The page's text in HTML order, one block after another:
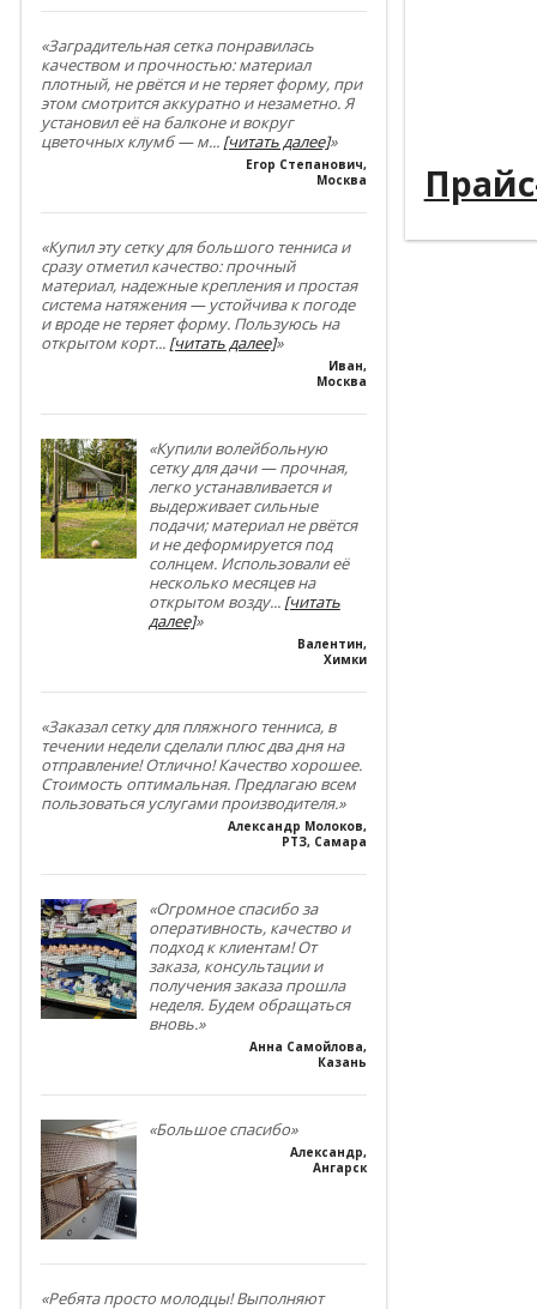
«Заградительная сетка понравилась
качеством и прочностью: материал
плотный, не рвётся и не теряет форму, при
этом смотрится аккуратно и незаметно. Я
установил её на балконе и вокруг
цветочных клумб — м... [читать далее]»
Егор Степанович,
Москва
«Купил эту сетку для большого тенниса и
сразу отметил качество: прочный
материал, надежные крепления и простая
система натяжения — устойчива к погоде
и вроде не теряет форму. Пользуюсь на
открытом корт... [читать далее]»
Иван,
Москва
«Купили волейбольную
сетку для дачи — прочная,
легко устанавливается и
выдерживает сильные
подачи; материал не рвётся
и не деформируется под
солнцем. Использовали её
несколько месяцев на
открытом возду... [читать
далее]»
Валентин,
Химки
«Заказал сетку для пляжного тенниса, в
течении недели сделали плюс два дня на
отправление! Отлично! Качество хорошее.
Стоимость оптимальная. Предлагаю всем
пользоваться услугами производителя.»
Александр Молоков,
РТЗ, Самара
«Огромное спасибо за
оперативность, качество и
подход к клиентам! От
заказа, консультации и
получения заказа прошла
неделя. Будем обращаться
вновь.»
Анна Самойлова,
Казань
«Большое спасибо»
Александр,
Ангарск
«Ребята просто молодцы! Выполняют